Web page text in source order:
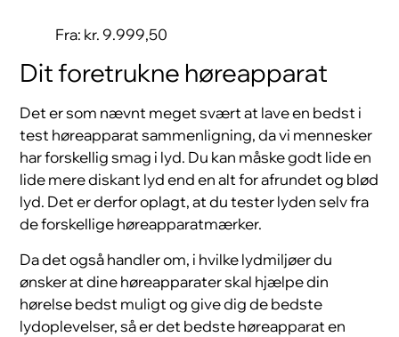
Fra: kr. 9.999,50
Dit foretrukne høreapparat
Det er som nævnt meget svært at lave en bedst i
test høreapparat sammenligning, da vi mennesker
har forskellig smag i lyd. Du kan måske godt lide en
lide mere diskant lyd end en alt for afrundet og blød
lyd. Det er derfor oplagt, at du tester lyden selv fra
de forskellige høreapparatmærker.
Da det også handler om, i hvilke lydmiljøer du
ønsker at dine høreapparater skal hjælpe din
hørelse bedst muligt og give dig de bedste
lydoplevelser, så er det bedste høreapparat en